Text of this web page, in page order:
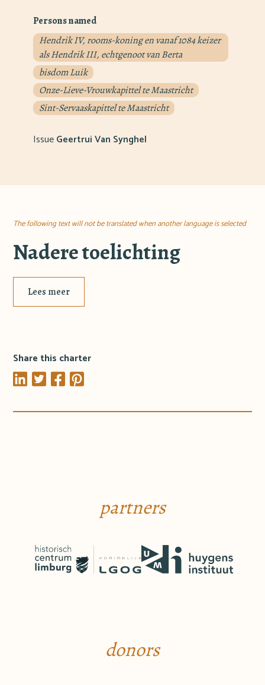
Persons named
Hendrik IV, rooms-koning en vanaf 1084 keizer
als Hendrik III, echtgenoot van Berta
bisdom Luik
Onze-Lieve-Vrouwkapittel te Maastricht
Sint-Servaaskapittel te Maastricht
IssueGeertrui Van Synghel
The following text will not be translated when another language is selected
Nadere toelichting
Lees meer
Share this charter
partners
donors